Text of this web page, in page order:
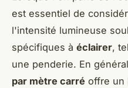
est essentiel de
l'intensité lumineuse
spécifiques à éclairer,
une penderie. En
par mètre carré offre un